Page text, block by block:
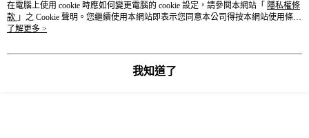
在電腦上使用 cookie 時應如何變更電腦的 cookie 設定，請參閱本網站「 隱私權條
款 」之 Cookie 聲明。您繼續使用本網站即表示您同意本公司得按本網站使用條款
之 Cookie 聲明使用 cookie。
了解更多 >
我知道了